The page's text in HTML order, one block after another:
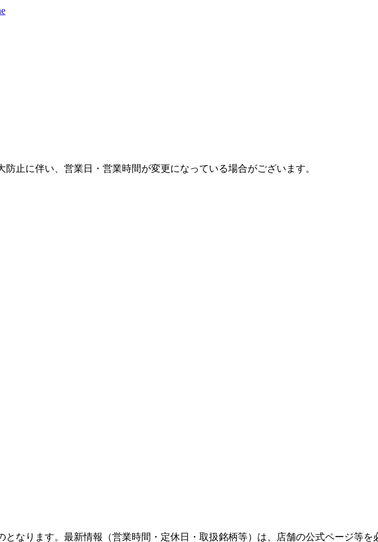
防止に伴い、営業日・営業時間が変更になっている場合がございます。
なります。最新情報（営業時間・定休日・取扱銘柄等）は、店舗の公式ページ等を